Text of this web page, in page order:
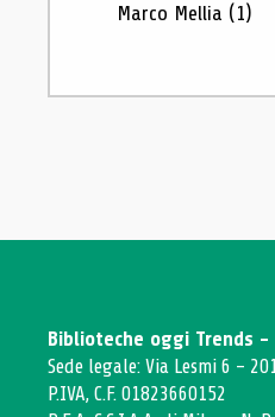
Marco Mellia (1)
Biblioteche oggi Trends -
Sede legale: Via Lesmi 6 -
P.IVA, C.F. 01823660152